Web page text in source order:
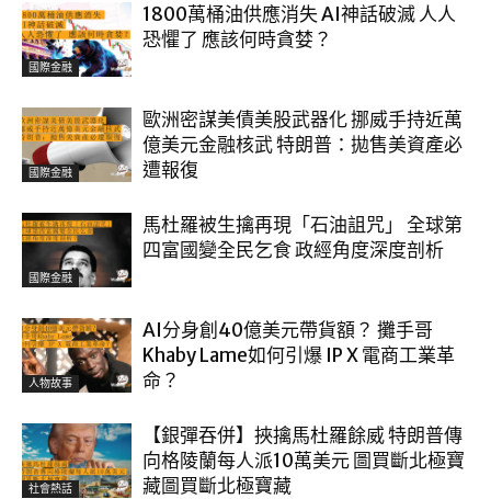
國際金融
1800萬桶油供應消失 AI神話破滅 人人
恐懼了 應該何時貪婪？
國際金融
歐洲密謀美債美股武器化 挪威手持近萬
億美元金融核武 特朗普：拋售美資產必
遭報復
國際金融
馬杜羅被生擒再現「石油詛咒」 全球第
四富國變全民乞食 政經角度深度剖析
人物故事
AI分身創40億美元帶貨額？ 攤手哥
Khaby Lame如何引爆 IP X 電商工業革
命？
社會熱話
【銀彈吞併】挾擒馬杜羅餘威 特朗普傳
向格陵蘭每人派10萬美元 圖買斷北極寶
藏圖買斷北極寶藏